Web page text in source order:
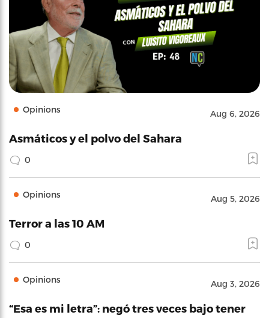
Opinions Aug 6, 2026
Asmáticos y el polvo del Sahara
0
Opinions Aug 5, 2026
Terror a las 10 AM
0
Opinions Aug 3, 2026
“Esa es mi letra”: negó tres veces bajo tener